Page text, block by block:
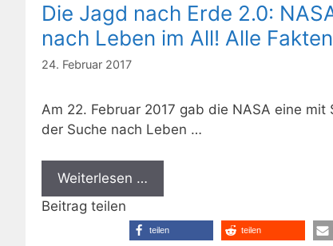
Die Jagd nach Erde 2.0:
nach Leben im All! Alle
24. Februar 2017
Am 22. Februar 2017 gab die NASA eine
der Suche nach Leben …
Weiterlesen …
Beitrag teilen
teilen teilen